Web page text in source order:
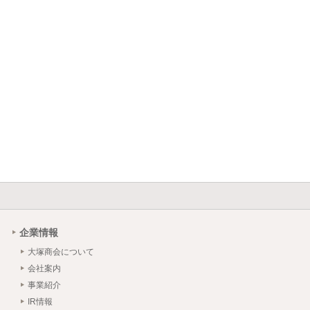
企業情報
大塚商会について
会社案内
事業紹介
IR情報